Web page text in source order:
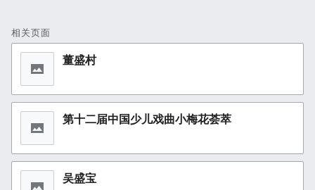
相关页面
董盛村
第十二届中国少儿戏曲小梅花荟萃
吴盛宝